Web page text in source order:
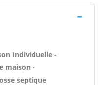
Individuelle -
maison -
septique